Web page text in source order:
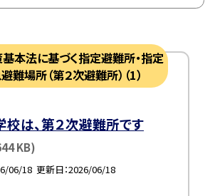
本法に基づく指定避難所・指定
難場所（第２次避難所）（1）
は、第２次避難所です
KB)
06/18 更新日 2026/06/18